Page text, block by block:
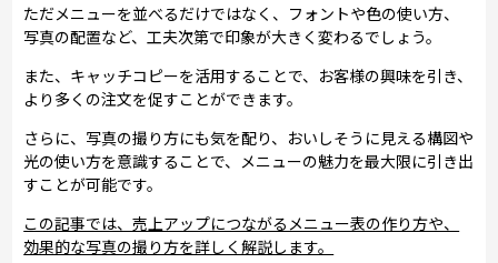
ただメニューを並べるだけではなく、フォントや色の使い方、
写真の配置など、工夫次第で印象が大きく変わるでしょう。
また、キャッチコピーを活用することで、お客様の興味を引き、
より多くの注文を促すことができます。
さらに、写真の撮り方にも気を配り、おいしそうに見える構図や
光の使い方を意識することで、メニューの魅力を最大限に引き出
すことが可能です。
この記事では、売上アップにつながるメニュー表の作り方や、
効果的な写真の撮り方を詳しく解説します。